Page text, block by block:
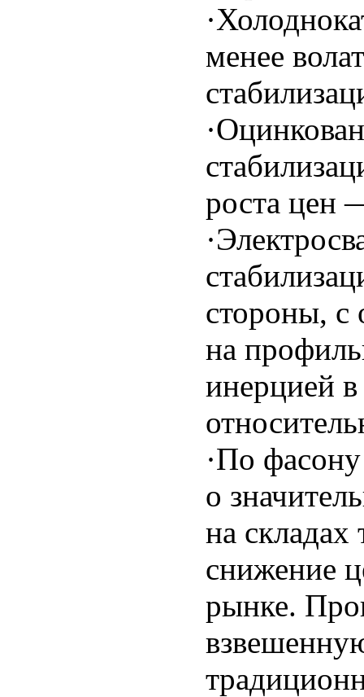
менее
роста цен
стороны, с
на
инерцией
·По
о
на складах
снижение
рынке.